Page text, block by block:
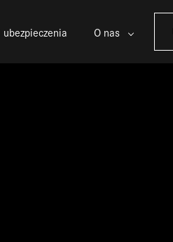
O nas